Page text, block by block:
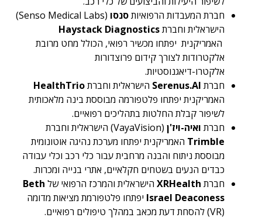
חברת המעבדות הרפואיותסנסו
(Senso Medical Labs)
הישראלית וחברתHaystack Diagnostics
האמריקנית יפתחו מכשיר רפואי, הכולל מחט מרובת
אלקטרודות לצורך קידום פרוצדורות
אלקטרו-דיאגנוסטיות.
חברת Serenus.AI הישראלית וחברתHealthTrio
האמריקנית יפתחו פלטפורמה מבוססת בינה מלאכותית
לשיפור קבלת החלטות בתהליכים רפואיים.
חברת ואיה-ויז'ן (VayaVision) הישראלית וחברת
Trimble האמריקנית יפתחו מערכת נהיגה אוטונומית
מבוססת ניתוח והבנה מרחבית עבור כלי רכב וכלי עבודה
כבדים הנעים בשטחים חקלאיים, אתרי בנייה ומכרות.
חברת XRHealth הישראלית והמרכז הרפואי של Beth
Israel Deaconess יפתחו פלטפורמת מציאות מדומה
(VR) להסחת דעת מכאב במהלך טיפולים רפואיים.